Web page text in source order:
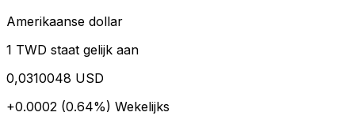
Amerikaanse dollar
1 TWD staat gelijk aan
0,0310048 USD
+0.0002 (0.64%) Wekelijks